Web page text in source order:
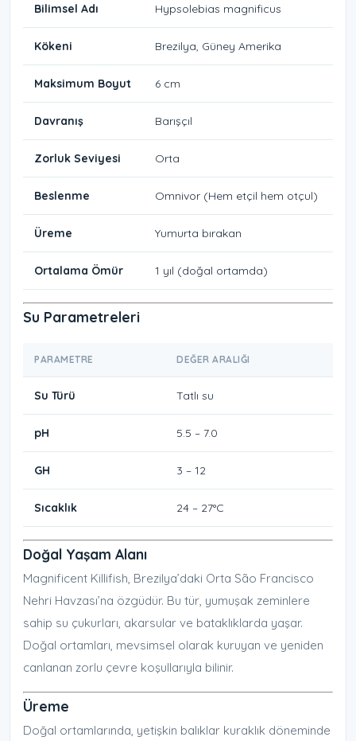
Bilimsel Adı Hypsolebias magnificus
Kökeni Brezilya, Güney Amerika
Maksimum Boyut 6 cm
Davranış Barışçıl
Zorluk Seviyesi Orta
Beslenme Omnivor (Hem etçil hem otçul)
Üreme Yumurta bırakan
Ortalama Ömür 1 yıl (doğal ortamda)
Su Parametreleri
PARAMETRE DEĞER ARALIĞI
Su Türü Tatlı su
pH 5.5 – 7.0
GH 3 – 12
Sıcaklık 24 – 27°C
Doğal Yaşam Alanı
Magnificent Killifish, Brezilya’daki Orta São Francisco
Nehri Havzası’na özgüdür. Bu tür, yumuşak zeminlere
sahip su çukurları, akarsular ve bataklıklarda yaşar.
Doğal ortamları, mevsimsel olarak kuruyan ve yeniden
canlanan zorlu çevre koşullarıyla bilinir.
Üreme
Doğal ortamlarında, yetişkin balıklar kuraklık döneminde